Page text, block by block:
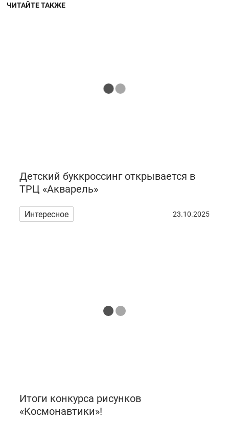
ЧИТАЙТЕ ТАКЖЕ
Детский буккроссинг открывается в
ТРЦ «Акварель»
Интересное 23.10.2025
Итоги конкурса рисунков
«Космонавтики»!